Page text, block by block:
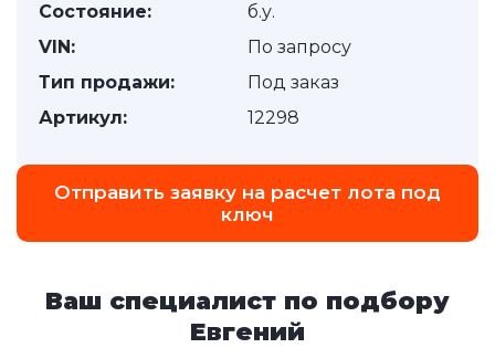
Состояние:
б.у.
VIN:
По запросу
Тип продажи:
Под заказ
Артикул:
12298
Отправить заявку на расчет лота под
ключ
Ваш специалист по подбору
Евгений